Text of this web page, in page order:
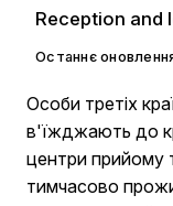
Reception and
Останнє
Особи третіх
в'їжджають до
центри прийому
тимчасово